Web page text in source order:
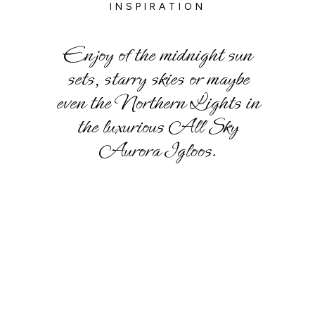
INSPIRATION
Enjoy of the midnight sun
sets, starry skies or maybe
even the Northern Lights in
the luxurious All Sky
Aurora Igloos.